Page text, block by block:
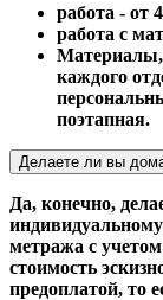
работа - от
работа с
Материалы,
каждого
поэтапная.
Делаете ли вы
Да, конечно,
метража с
стоимость
предоплатой, то